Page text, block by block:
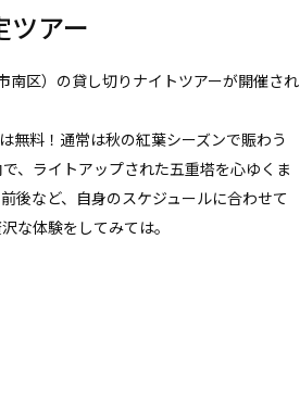
ツアー
区）の貸し切りナイトツアーが開催され
無料！通常は秋の紅葉シーズンで賑わう
、ライトアップされた五重塔を心ゆくま
後など、自身のスケジュールに合わせて
な体験をしてみては。